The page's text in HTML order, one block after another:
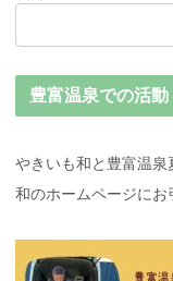
豊富温泉での活動
やきいも和と豊富温
和のホームページに